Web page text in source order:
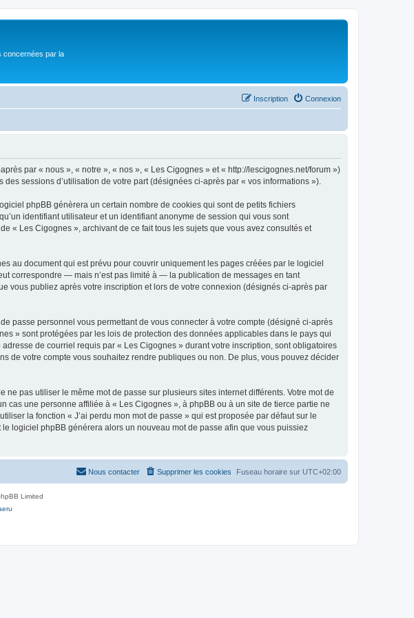
concernées par la
Connexion
Inscription
par « nous », « notre », « nos », « Les Cigognes » et « http://lescigognes.net/forum »)
sessions d’utilisation de votre part (désignées ci-après par « vos informations »).
phpBB génèrera un certain nombre de cookies qui sont de petits fichiers
identifiant utilisateur et un identifiant anonyme de session qui vous sont
« Les Cigognes », archivant de ce fait tous les sujets que vous avez consultés et
au document qui est prévu pour couvrir uniquement les pages créées par le logiciel
correspondre — mais n’est pas limité à — la publication de messages en tant
vous publiez après votre inscription et lors de votre connexion (désignés ci-après par
passe personnel vous permettant de vous connecter à votre compte (désigné ci-après
» sont protégées par les lois de protection des données applicables dans le pays qui
de courriel requis par « Les Cigognes » durant votre inscription, sont obligatoires
de votre compte vous souhaitez rendre publiques ou non. De plus, vous pouvez décider
pas utiliser le même mot de passe sur plusieurs sites internet différents. Votre mot de
cas une personne affiliée à « Les Cigognes », à phpBB ou à un site de tierce partie ne
la fonction « J’ai perdu mon mot de passe » qui est proposée par défaut sur le
logiciel phpBB générera alors un nouveau mot de passe afin que vous puissiez
Fuseau horaire sur UTC+02:00
Supprimer les cookies
Nous contacter
Limited